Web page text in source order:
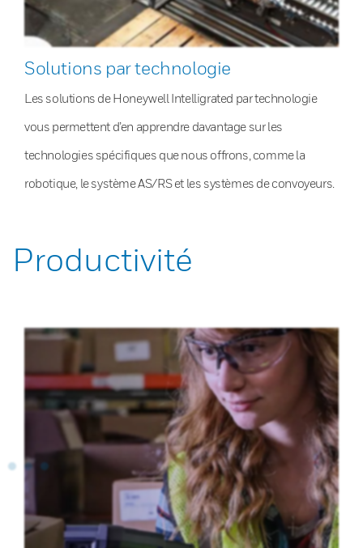
Solutions par technologie
Les solutions de Honeywell Intelligrated par technologie
vous permettent d’en apprendre davantage sur les
technologies spécifiques que nous offrons, comme la
robotique, le système AS/RS et les systèmes de convoyeurs.
Productivité